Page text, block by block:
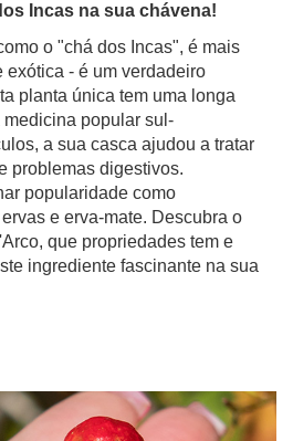
Incas na sua chávena!
o "chá dos Incas", é mais
- é um verdadeiro
planta única tem uma longa
popular sul-
a sua casca ajudou a tratar
problemas digestivos.
popularidade como
e erva-mate. Descubra o
que propriedades tem e
ingrediente fascinante na sua